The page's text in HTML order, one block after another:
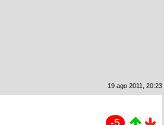
19 ago 2011, 20:23